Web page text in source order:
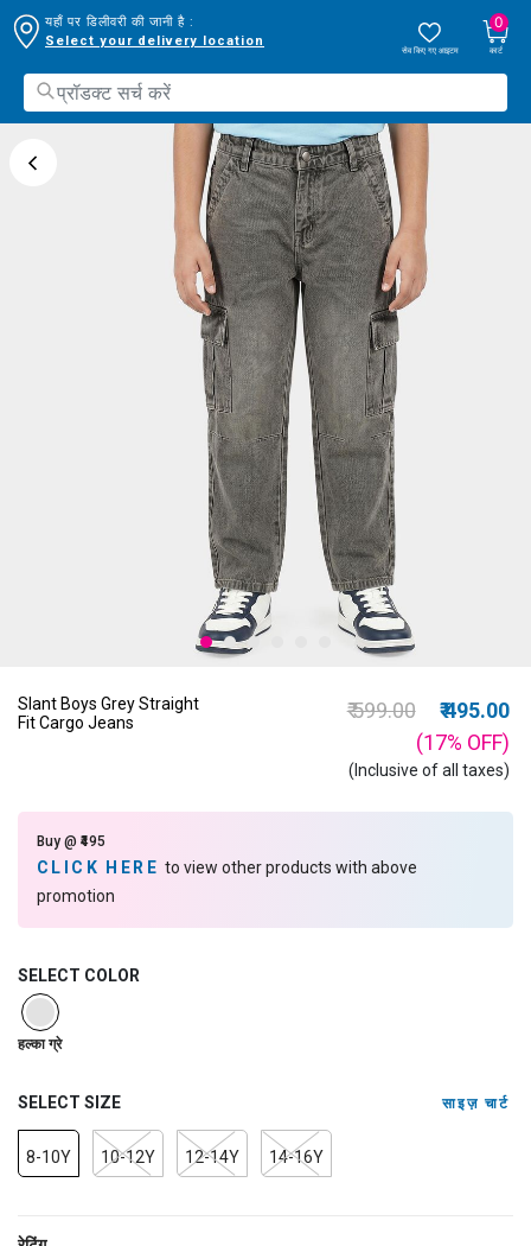
यहाँ पर डिलीवरी की जानी है :
Select your delivery location
सेव किए गए आइटम
0
कार्ट
Slant Boys Grey Straight
Fit Cargo Jeans
Price reduced from
₹ 599.00to
₹ 495.00
(17% OFF)
(Inclusive of all taxes)
Buy @ ₹495
CLICK HEREto view other products with above
promotion
SELECT COLOR
selected
हल्का ग्रे
SELECT SIZE साइज़ चार्ट
8-10Y 10-12Y 12-14Y 14-16Y